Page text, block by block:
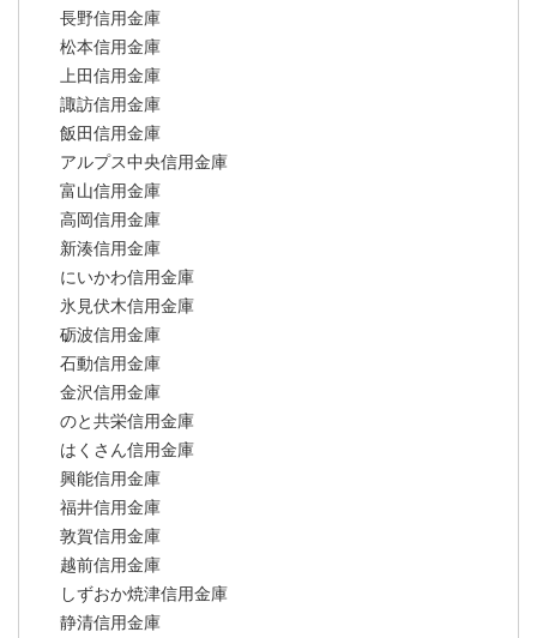
長野信用金庫
松本信用金庫
上田信用金庫
諏訪信用金庫
飯田信用金庫
アルプス中央信用金庫
富山信用金庫
高岡信用金庫
新湊信用金庫
にいかわ信用金庫
氷見伏木信用金庫
砺波信用金庫
石動信用金庫
金沢信用金庫
のと共栄信用金庫
はくさん信用金庫
興能信用金庫
福井信用金庫
敦賀信用金庫
越前信用金庫
しずおか焼津信用金庫
静清信用金庫